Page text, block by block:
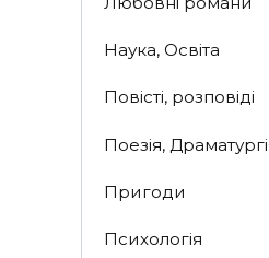
Наука, Освіта
Повісті, розповіді
Поезія,
Пригоди
Психологія